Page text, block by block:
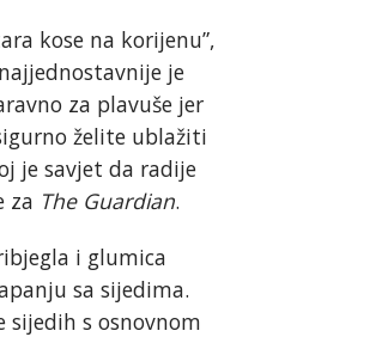
kose na korijenu”,
je
za plavuše jer
želite ublažiti
je savjet da radije
za The Guardian.
i glumica
sa sijedima.
s osnovnom